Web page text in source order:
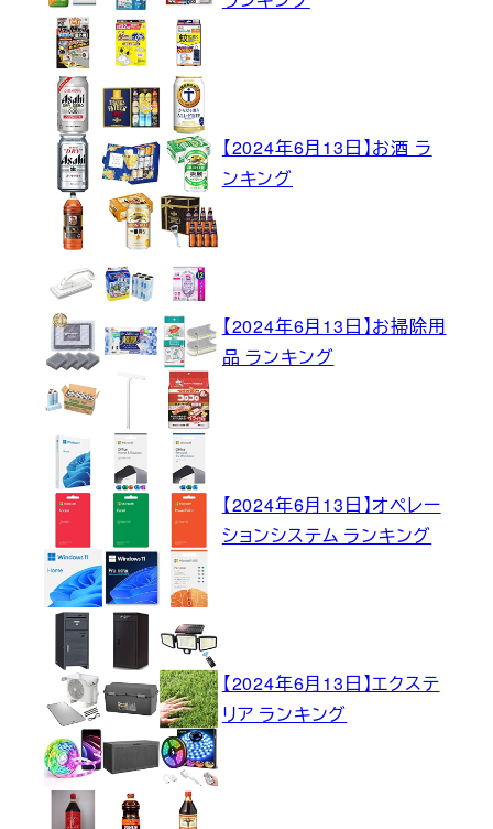
【2024年6月13日】お酒 ラ
ンキング
【2024年6月13日】お掃除用
品 ランキング
【2024年6月13日】オペレー
ションシステム ランキング
【2024年6月13日】エクステ
リア ランキング